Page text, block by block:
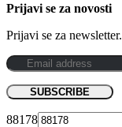
Prijavi se za novosti
Prijavi se za
88178